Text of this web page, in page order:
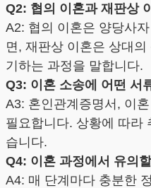
Q2: 협의 이혼과 재판상
A2: 협의 이혼은 양당사
면, 재판상 이혼은 상대
기하는 과정을 말합니다.
Q3: 이혼 소송에 어떤 서
A3: 혼인관계증명서, 이
필요합니다. 상황에 따라
습니다.
Q4: 이혼 과정에서 유의
A4: 매 단계마다 충분한